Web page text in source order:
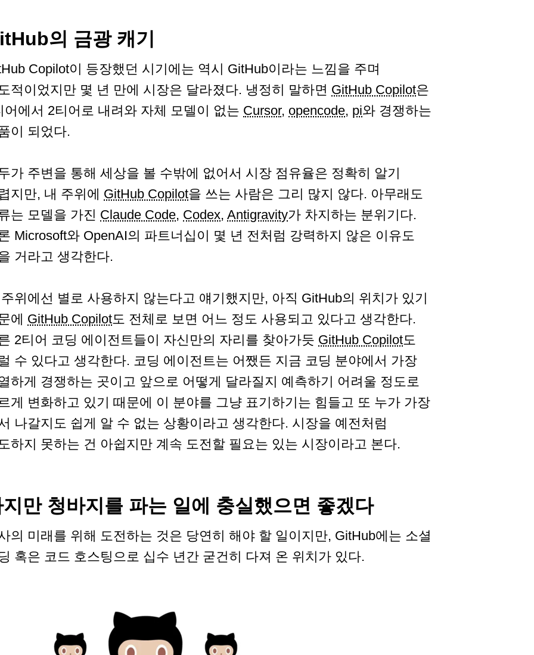
의 금광 캐기
Copilot이 등장했던 시기에는 역시 GitHub이라는 느낌을 주며
적이었지만 몇 년 만에 시장은 달라졌다. 냉정히 말하면 GitHub Copilot은
어에서 2티어로 내려와 자체 모델이 없는 Cursor, opencode, pi와 경쟁하는
이 되었다.
가 주변을 통해 세상을 볼 수밖에 없어서 시장 점유율은 정확히 알기
지만, 내 주위에 GitHub Copilot을 쓰는 사람은 그리 많지 않다. 아무래도
는 모델을 가진 Claude Code, Codex, Antigravity가 차지하는 분위기다.
Microsoft와 OpenAI의 파트너십이 몇 년 전처럼 강력하지 않은 이유도
거라고 생각한다.
위에선 별로 사용하지 않는다고 얘기했지만, 아직 GitHub의 위치가 있기
에 GitHub Copilot도 전체로 보면 어느 정도 사용되고 있다고 생각한다.
2티어 코딩 에이전트들이 자신만의 자리를 찾아가듯 GitHub Copilot도
수 있다고 생각한다. 코딩 에이전트는 어쨌든 지금 코딩 분야에서 가장
하게 경쟁하는 곳이고 앞으로 어떻게 달라질지 예측하기 어려울 정도로
게 변화하고 있기 때문에 이 분야를 그냥 표기하기는 힘들고 또 누가 가장
나갈지도 쉽게 알 수 없는 상황이라고 생각한다. 시장을 예전처럼
하지 못하는 건 아쉽지만 계속 도전할 필요는 있는 시장이라고 본다.
만 청바지를 파는 일에 충실했으면 좋겠다
의 미래를 위해 도전하는 것은 당연히 해야 할 일이지만, GitHub에는 소셜
혹은 코드 호스팅으로 십수 년간 굳건히 다져 온 위치가 있다.